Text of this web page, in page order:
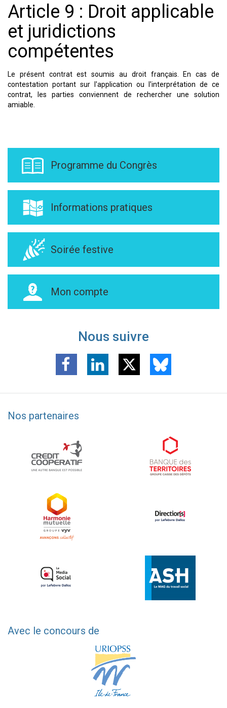
Article 9 : Droit applicable
et juridictions
compétentes
Le présent contrat est soumis au droit français. En cas de
contestation portant sur l'application ou l'interprétation de ce
contrat, les parties conviennent de rechercher une solution
amiable.
Programme du Congrès
Informations pratiques
Soirée festive
Mon compte
Nous suivre
Nos partenaires
Avec le concours de